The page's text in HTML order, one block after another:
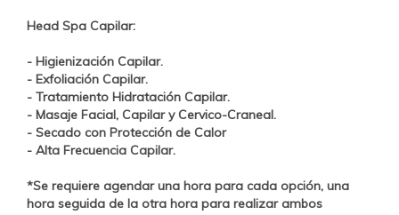
Head Spa Capilar:
- Higienización Capilar.
- Exfoliación Capilar.
- Tratamiento Hidratación Capilar.
- Masaje Facial, Capilar y Cervico-Craneal.
- Secado con Protección de Calor
- Alta Frecuencia Capilar.
*Se requiere agendar una hora para cada opción, una
hora seguida de la otra hora para realizar ambos